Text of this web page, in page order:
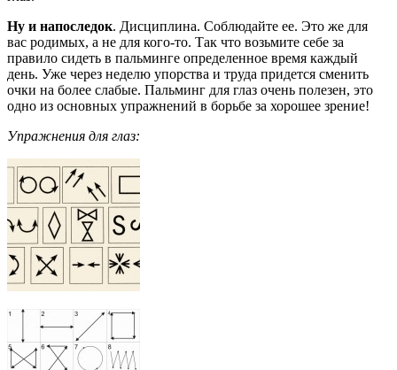
Ну и напоследок. Дисциплина. Соблюдайте ее. Это же для
вас родимых, а не для кого-то. Так что возьмите себе за
правило сидеть в пальминге определенное время каждый
день. Уже через неделю упорства и труда придется сменить
очки на более слабые. Пальминг для глаз очень полезен, это
одно из основных упражнений в борьбе за хорошее зрение!
Упражнения для глаз: